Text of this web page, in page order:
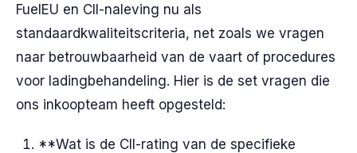
FuelEU en CII-naleving nu als
standaardkwaliteitscriteria, net zoals we vragen
naar betrouwbaarheid van de vaart of procedures
voor ladingbehandeling. Hier is de set vragen die
ons inkoopteam heeft opgesteld:
**Wat is de CII-rating van de specifieke